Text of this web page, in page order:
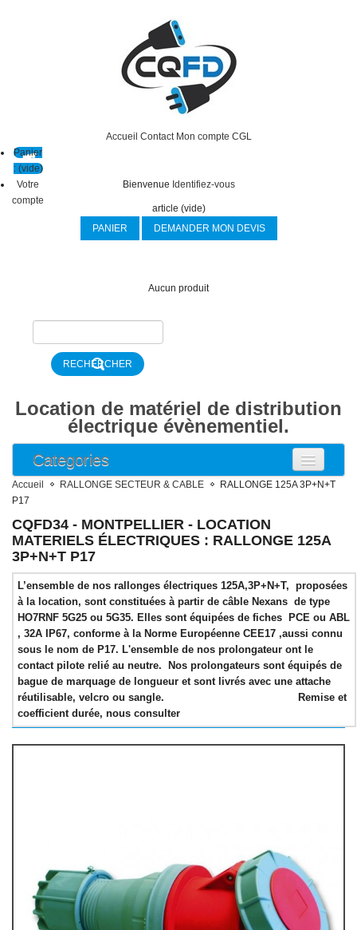
Accueil Contact Mon compte CGL
Panier
: (vide)
Votre
compte
Bienvenue Identifiez-vous
article (vide)
PANIER
DEMANDER MON DEVIS
Aucun produit
Location de matériel de distribution
électrique évènementiel.
Categories
ARMOIRE ELECTRIQUE
ARMOIRE DISTRIBUTION
BOITIER DE DISTRIBUTION
DISJONCTEUR DIFFERENTIEL
DISJONCTEUR
RALLONGE SECTEUR & CABLE
RALLONGE 16A 2P+T NF
RALLONGE 16A 2P+T P17
Rallonge 32A 2P+T P17
Rallonge 16A 3P+N+T P17
Rallonge 32A 3P+N+T P17
RALLONGE 63A 3P+N+T P17
RALLONGE 125A 3P+N+T P17
UNIFILAIRE POWERLOCK
Accueil RALLONGE SECTEUR & CABLE
RALLONGE 125A 3P+N+T
P17
CQFD34 - MONTPELLIER - LOCATION
MATERIELS ÉLECTRIQUES : RALLONGE 125A
3P+N+T P17
L’ensemble de nos rallonges électriques 125A,3P+N+T, proposées
à la location, sont constituées à partir de câble Nexans de type
HO7RNF 5G25 ou 5G35. Elles sont équipées de fiches PCE ou ABL
, 32A IP67, conforme à la Norme Européenne CEE17 ,aussi connu
sous le nom de P17. L'ensemble de nos prolongateur ont le
contact pilote relié au neutre. Nos prolongateurs sont équipés de
bague de marquage de longueur et sont livrés avec une attache
réutilisable, velcro ou sangle. Remise et
coefficient durée, nous consulter